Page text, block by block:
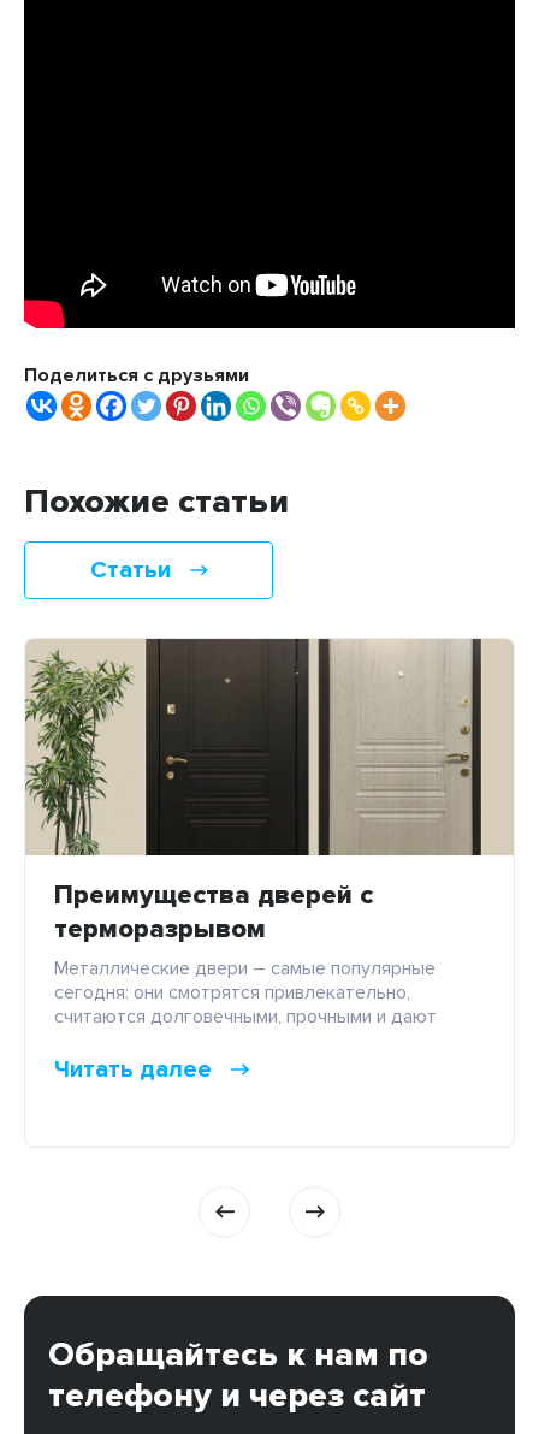
Поделиться с друзьями
Похожие статьи
Статьи
Преимущества дверей с
терморазрывом
Металлические двери – самые популярные
сегодня: они смотрятся привлекательно,
считаются долговечными, прочными и дают
безопасностью. Однако хорошую
холодный воздух. Неправильная теплоизоляция:
Читать далее
Обращайтесь к нам по
телефону и через сайт